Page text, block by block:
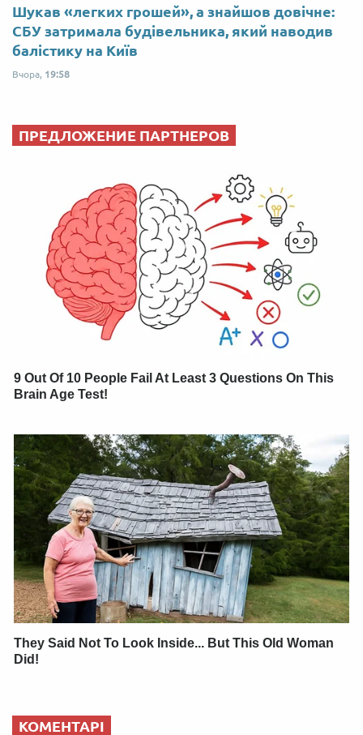
Шукав «легких грошей», а знайшов довічне:
СБУ затримала будівельника, який наводив
балістику на Київ
Вчора, 19:58
ПРЕДЛОЖЕНИЕ ПАРТНЕРОВ
9 Out Of 10 People Fail At Least 3 Questions On This
Brain Age Test!
They Said Not To Look Inside... But This Old Woman
Did!
КОМЕНТАРІ